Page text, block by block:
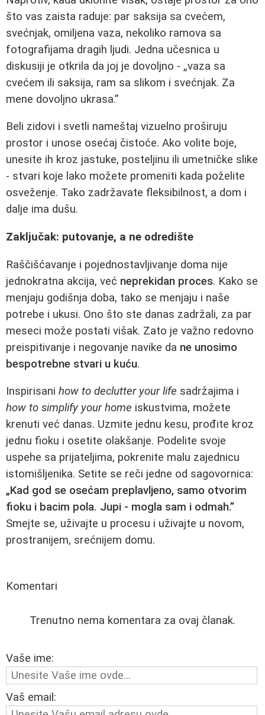
što vas zaista raduje: par saksija sa cvećem,
svećnjak, omiljena vaza, nekoliko ramova sa
fotografijama dragih ljudi. Jedna učesnica u
diskusiji je otkrila da joj je dovoljno - „vaza sa
cvećem ili saksija, ram sa slikom i svećnjak. Za
mene dovoljno ukrasa.”
Beli zidovi i svetli nameštaj vizuelno proširuju
prostor i unose osećaj čistoće. Ako volite boje,
unesite ih kroz jastuke, posteljinu ili umetničke slike
- stvari koje lako možete promeniti kada poželite
osveženje. Tako zadržavate fleksibilnost, a dom i
dalje ima dušu.
Zaključak: putovanje, a ne odredište
Raščišćavanje i pojednostavljivanje doma nije
jednokratna akcija, već neprekidan proces. Kako se
menjaju godišnja doba, tako se menjaju i naše
potrebe i ukusi. Ono što ste danas zadržali, za par
meseci može postati višak. Zato je važno redovno
preispitivanje i negovanje navike da ne unosimo
bespotrebne stvari u kuću.
Inspirisani how to declutter your life sadržajima i
how to simplify your home iskustvima, možete
krenuti već danas. Uzmite jednu kesu, prođite kroz
jednu fioku i osetite olakšanje. Podelite svoje
uspehe sa prijateljima, pokrenite malu zajednicu
istomišljenika. Setite se reči jedne od sagovornica:
„Kad god se osećam preplavljeno, samo otvorim
fioku i bacim pola. Jupi - mogla sam i odmah.”
Smejte se, uživajte u procesu i uživajte u novom,
prostranijem, srećnijem domu.
Komentari
Trenutno nema komentara za ovaj članak.
Vaše ime:
Vaš email: